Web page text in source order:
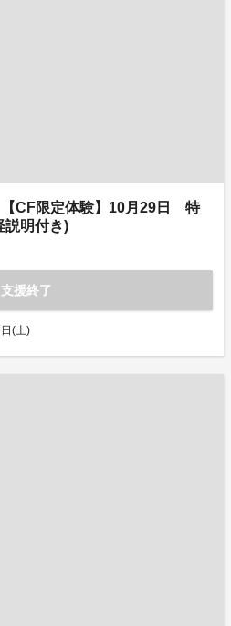
【CF限定体験】10月29日 特
説明付き)
支援終了
(土)